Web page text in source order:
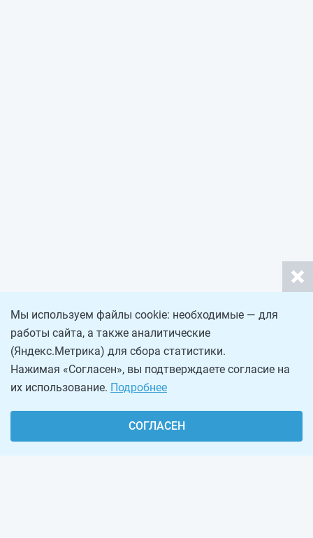
Мы используем файлы cookie: необходимые — для
работы сайта, а также аналитические
(Яндекс.Метрика) для сбора статистики.
Нажимая «Согласен», вы подтверждаете согласие на
их использование. Подробнее
СОГЛАСЕН